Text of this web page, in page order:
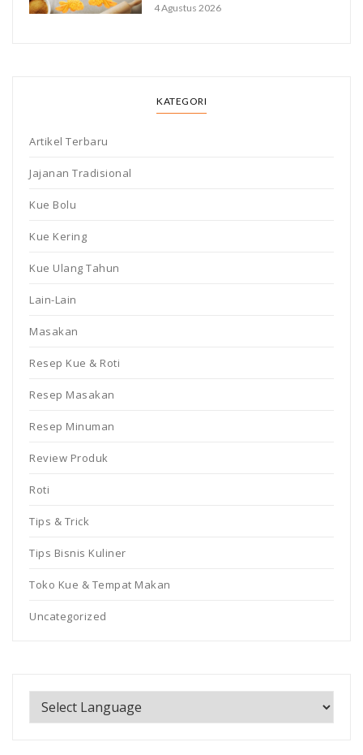
4 Agustus 2026
KATEGORI
Artikel Terbaru
Jajanan Tradisional
Kue Bolu
Kue Kering
Kue Ulang Tahun
Lain-Lain
Masakan
Resep Kue & Roti
Resep Masakan
Resep Minuman
Review Produk
Roti
Tips & Trick
Tips Bisnis Kuliner
Toko Kue & Tempat Makan
Uncategorized